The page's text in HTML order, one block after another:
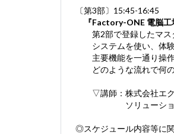
〔第3部〕15:45-16:45
『Factory-ONE 電脳
第2部で登録したマスタ
システムを使い、体験
主要機能を一通り操作
どのような流れで何の数
▽講師：株式会社エ
ソリューション事
◎スケジュール内容等に関